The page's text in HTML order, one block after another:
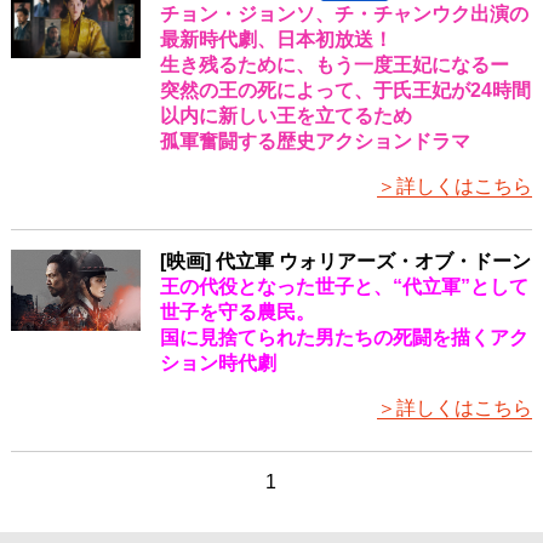
チョン・ジョンソ、チ・チャンウク出演の
最新時代劇、日本初放送！
生き残るために、もう一度王妃になるー
突然の王の死によって、于氏王妃が24時間
以内に新しい王を立てるため
孤軍奮闘する歴史アクションドラマ
＞詳しくはこちら
[映画] 代立軍 ウォリアーズ・オブ・ドーン
王の代役となった世子と、“代立軍”として
世子を守る農民。
国に見捨てられた男たちの死闘を描くアク
ション時代劇
＞詳しくはこちら
1